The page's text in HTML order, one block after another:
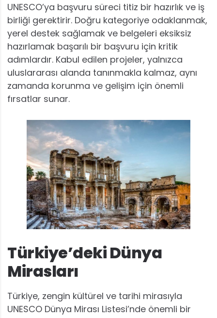
UNESCO’ya başvuru süreci titiz bir hazırlık ve iş
birliği gerektirir. Doğru kategoriye odaklanmak,
yerel destek sağlamak ve belgeleri eksiksiz
hazırlamak başarılı bir başvuru için kritik
adımlardır. Kabul edilen projeler, yalnızca
uluslararası alanda tanınmakla kalmaz, aynı
zamanda korunma ve gelişim için önemli
fırsatlar sunar.
Türkiye’deki Dünya
Mirasları
Türkiye, zengin kültürel ve tarihi mirasıyla
UNESCO Dünya Mirası Listesi’nde önemli bir